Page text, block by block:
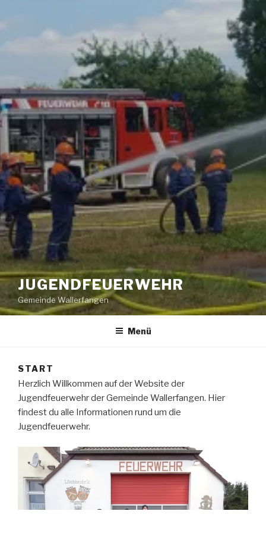
JUGENDFEUERWEHR
Gemeinde Wallerfangen
Menü
START
Herzlich Willkommen auf der Website der
Jugendfeuerwehr der Gemeinde Wallerfangen. Hier
findest du alle Informationen rund um die
Jugendfeuerwehr.